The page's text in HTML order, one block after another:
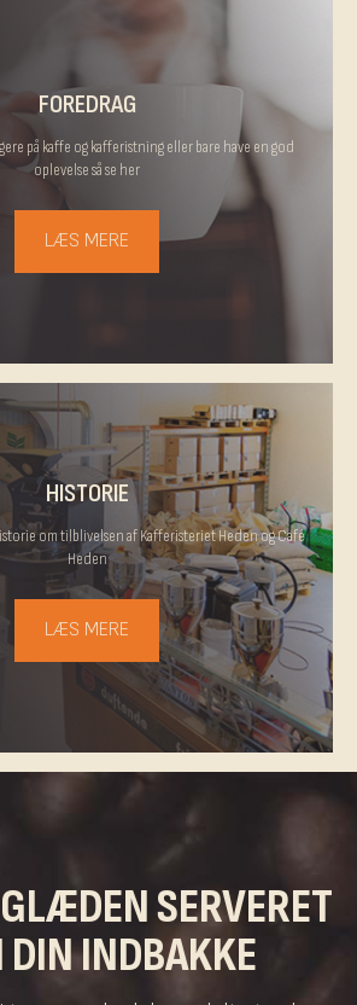
FOREDRAG
på kaffe og kafferistning eller bare have en god
oplevelse så se her
LÆS MERE
HISTORIE
om tilblivelsen af Kafferisteriet Heden og Café
Heden
LÆS MERE
SERVERET
DIN INDBAKKE